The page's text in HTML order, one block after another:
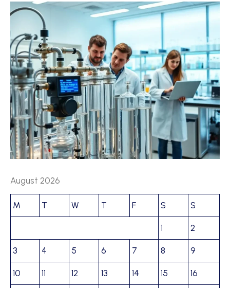
August 2026
M T W T F S S
1 2
3 4 5 6 7 8 9
10 11 12 13 14 15 16